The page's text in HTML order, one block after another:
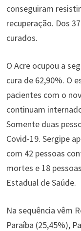
conseguiram
recuperação. Dos
curados.
O Acre ocupou a
cura de 62,90%. O
pacientes com o
continuam
Somente duas
Covid-19. Sergipe
com 42 pessoas
mortes e 18
Estadual de Saúde.
Na sequência vêm
Paraíba (25,45%),